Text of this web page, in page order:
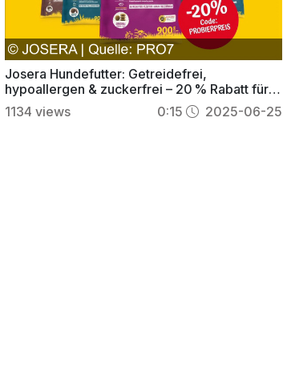
Josera Hundefutter: Getreidefrei,
hypoallergen & zuckerfrei – 20 % Rabatt für
Neukunden!
1134 views 0:15 2025-06-25